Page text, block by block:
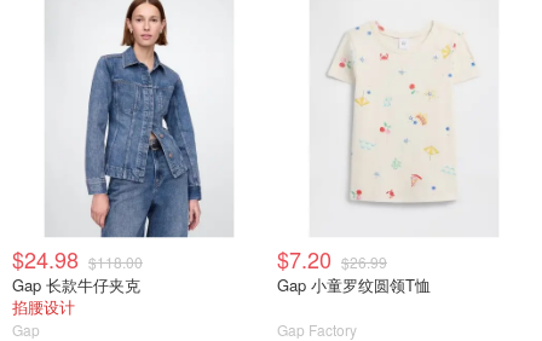
$24.98 $118.00
Gap 长款牛仔夹克
掐腰设计
Gap
$7.20 $26.99
Gap 小童罗纹圆领T恤
Gap Factory